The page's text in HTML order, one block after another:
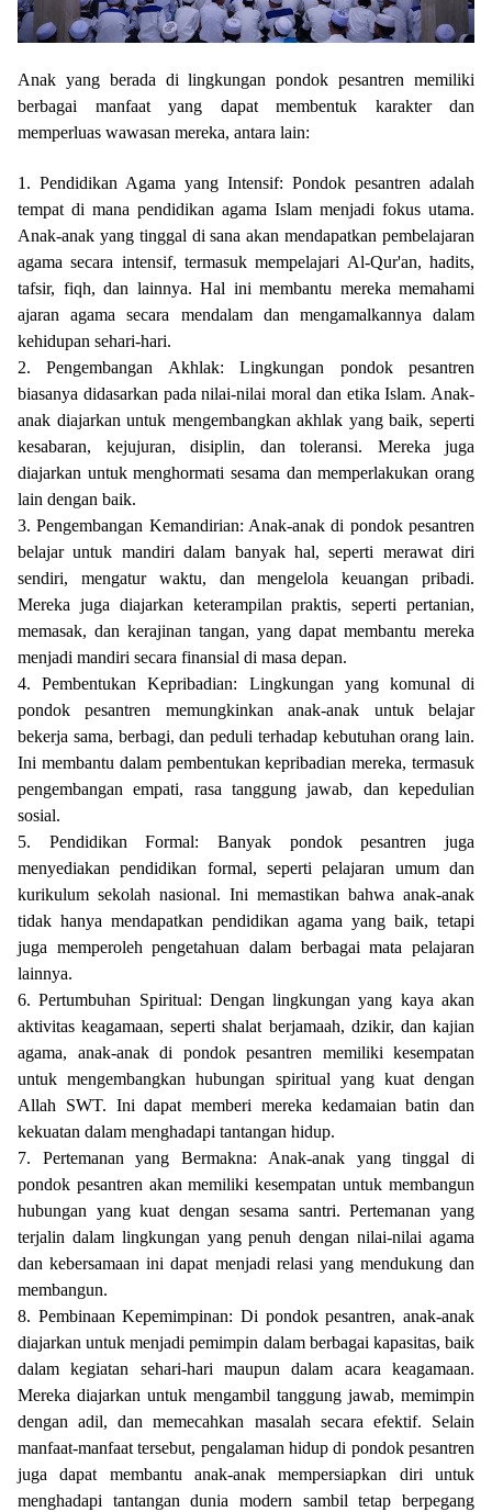
Anak yang berada di lingkungan pondok pesantren memiliki
berbagai manfaat yang dapat membentuk karakter dan
memperluas wawasan mereka, antara lain:
1. Pendidikan Agama yang Intensif: Pondok pesantren adalah
tempat di mana pendidikan agama Islam menjadi fokus utama.
Anak-anak yang tinggal di sana akan mendapatkan pembelajaran
agama secara intensif, termasuk mempelajari Al-Qur'an, hadits,
tafsir, fiqh, dan lainnya. Hal ini membantu mereka memahami
ajaran agama secara mendalam dan mengamalkannya dalam
kehidupan sehari-hari.
2. Pengembangan Akhlak: Lingkungan pondok pesantren
biasanya didasarkan pada nilai-nilai moral dan etika Islam. Anak-
anak diajarkan untuk mengembangkan akhlak yang baik, seperti
kesabaran, kejujuran, disiplin, dan toleransi. Mereka juga
diajarkan untuk menghormati sesama dan memperlakukan orang
lain dengan baik.
3. Pengembangan Kemandirian: Anak-anak di pondok pesantren
belajar untuk mandiri dalam banyak hal, seperti merawat diri
sendiri, mengatur waktu, dan mengelola keuangan pribadi.
Mereka juga diajarkan keterampilan praktis, seperti pertanian,
memasak, dan kerajinan tangan, yang dapat membantu mereka
menjadi mandiri secara finansial di masa depan.
4. Pembentukan Kepribadian: Lingkungan yang komunal di
pondok pesantren memungkinkan anak-anak untuk belajar
bekerja sama, berbagi, dan peduli terhadap kebutuhan orang lain.
Ini membantu dalam pembentukan kepribadian mereka, termasuk
pengembangan empati, rasa tanggung jawab, dan kepedulian
sosial.
5. Pendidikan Formal: Banyak pondok pesantren juga
menyediakan pendidikan formal, seperti pelajaran umum dan
kurikulum sekolah nasional. Ini memastikan bahwa anak-anak
tidak hanya mendapatkan pendidikan agama yang baik, tetapi
juga memperoleh pengetahuan dalam berbagai mata pelajaran
lainnya.
6. Pertumbuhan Spiritual: Dengan lingkungan yang kaya akan
aktivitas keagamaan, seperti shalat berjamaah, dzikir, dan kajian
agama, anak-anak di pondok pesantren memiliki kesempatan
untuk mengembangkan hubungan spiritual yang kuat dengan
Allah SWT. Ini dapat memberi mereka kedamaian batin dan
kekuatan dalam menghadapi tantangan hidup.
7. Pertemanan yang Bermakna: Anak-anak yang tinggal di
pondok pesantren akan memiliki kesempatan untuk membangun
hubungan yang kuat dengan sesama santri. Pertemanan yang
terjalin dalam lingkungan yang penuh dengan nilai-nilai agama
dan kebersamaan ini dapat menjadi relasi yang mendukung dan
membangun.
8. Pembinaan Kepemimpinan: Di pondok pesantren, anak-anak
diajarkan untuk menjadi pemimpin dalam berbagai kapasitas, baik
dalam kegiatan sehari-hari maupun dalam acara keagamaan.
Mereka diajarkan untuk mengambil tanggung jawab, memimpin
dengan adil, dan memecahkan masalah secara efektif. Selain
manfaat-manfaat tersebut, pengalaman hidup di pondok pesantren
juga dapat membantu anak-anak mempersiapkan diri untuk
menghadapi tantangan dunia modern sambil tetap berpegang